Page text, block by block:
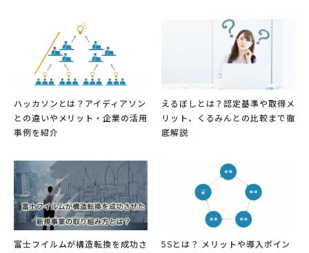
ハッカソンとは？アイディアソン
との違いやメリット・企業の活用
事例を紹介
えるぼしとは？認定基準や取得メ
リット、くるみんとの比較まで徹
底解説
富士フイルムが構造転換を成功さ
5Sとは？ メリットや導入ポイン